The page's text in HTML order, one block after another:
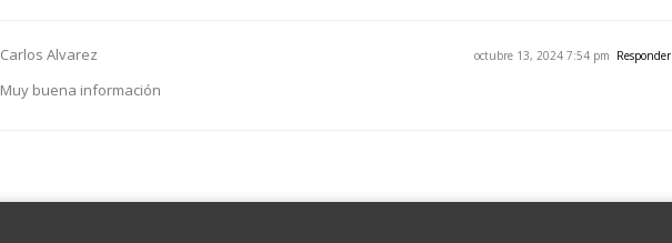
Carlos Alvarez octubre 13, 2024 7:54 pm Responder
Muy buena información